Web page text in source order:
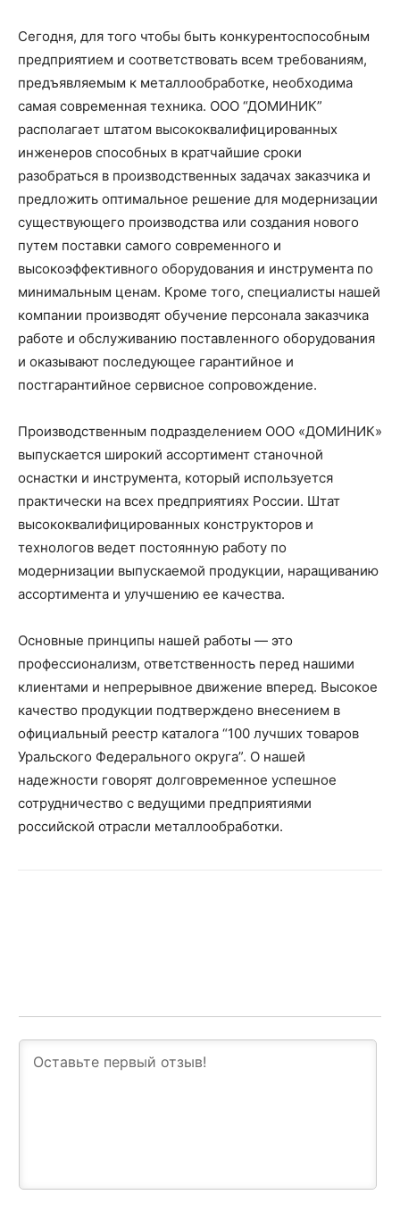
Сегодня, для того чтобы быть конкурентоспособным
предприятием и соответствовать всем требованиям,
предъявляемым к металлообработке, необходима
самая современная техника. ООО “ДОМИНИК”
располагает штатом высококвалифицированных
инженеров способных в кратчайшие сроки
разобраться в производственных задачах заказчика и
предложить оптимальное решение для модернизации
существующего производства или создания нового
путем поставки самого современного и
высокоэффективного оборудования и инструмента по
минимальным ценам. Кроме того, специалисты нашей
компании производят обучение персонала заказчика
работе и обслуживанию поставленного оборудования
и оказывают последующее гарантийное и
постгарантийное сервисное сопровождение.
Производственным подразделением ООО «ДОМИНИК»
выпускается широкий ассортимент станочной
оснастки и инструмента, который используется
практически на всех предприятиях России. Штат
высококвалифицированных конструкторов и
технологов ведет постоянную работу по
модернизации выпускаемой продукции, наращиванию
ассортимента и улучшению ее качества.
Основные принципы нашей работы — это
профессионализм, ответственность перед нашими
клиентами и непрерывное движение вперед. Высокое
качество продукции подтверждено внесением в
официальный реестр каталога “100 лучших товаров
Уральского Федерального округа”. О нашей
надежности говорят долговременное успешное
сотрудничество с ведущими предприятиями
российской отрасли металлообработки.